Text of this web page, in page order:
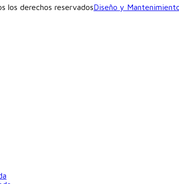
los derechos reservadosDiseño y